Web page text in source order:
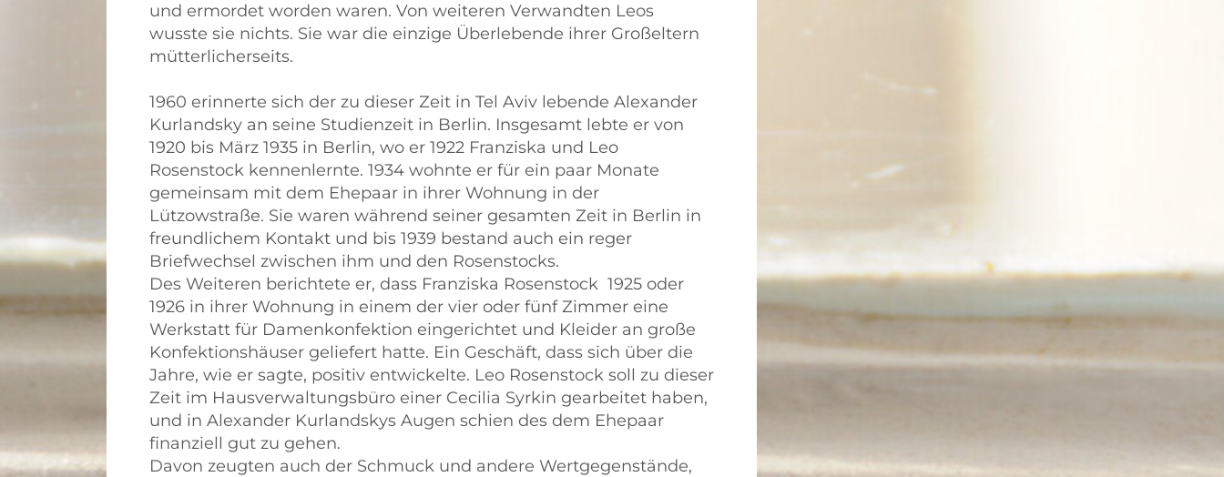
und ermordet worden waren. Von weiteren Verwandten Leos
wusste sie nichts. Sie war die einzige Überlebende ihrer Großeltern
mütterlicherseits.
1960 erinnerte sich der zu dieser Zeit in Tel Aviv lebende Alexander
Kurlandsky an seine Studienzeit in Berlin. Insgesamt lebte er von
1920 bis März 1935 in Berlin, wo er 1922 Franziska und Leo
Rosenstock kennenlernte. 1934 wohnte er für ein paar Monate
gemeinsam mit dem Ehepaar in ihrer Wohnung in der
Lützowstraße. Sie waren während seiner gesamten Zeit in Berlin in
freundlichem Kontakt und bis 1939 bestand auch ein reger
Briefwechsel zwischen ihm und den Rosenstocks.
Des Weiteren berichtete er, dass Franziska Rosenstock 1925 oder
1926 in ihrer Wohnung in einem der vier oder fünf Zimmer eine
Werkstatt für Damenkonfektion eingerichtet und Kleider an große
Konfektionshäuser geliefert hatte. Ein Geschäft, dass sich über die
Jahre, wie er sagte, positiv entwickelte. Leo Rosenstock soll zu dieser
Zeit im Hausverwaltungsbüro einer Cecilia Syrkin gearbeitet haben,
und in Alexander Kurlandskys Augen schien des dem Ehepaar
finanziell gut zu gehen.
Davon zeugten auch der Schmuck und andere Wertgegenstände,